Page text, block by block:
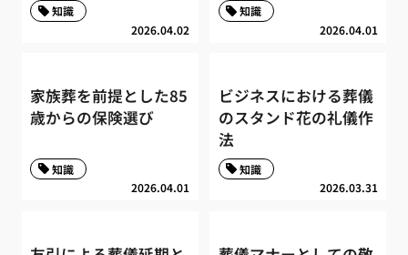
2026.04.02
知識
2026.04.01
知識
家族葬を前提とした85
歳からの保険選び
2026.04.01
知識
ビジネスにおける葬儀
のスタンド花の礼儀作
法
2026.03.31
知識